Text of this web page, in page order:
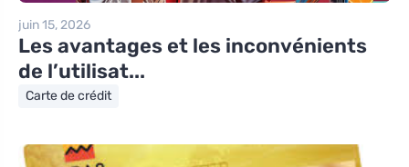
juin 15, 2026
Les avantages et les inconvénients
de l’utilisat...
Carte de crédit